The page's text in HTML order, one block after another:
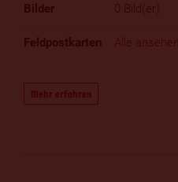
0 Bild(er)
Alle ansehen
Mehr erfahren